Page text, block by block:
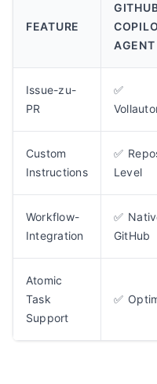
FEATURE
AGENT
Issue-zu-
PR
✅
Custom
Instructions
✅
Level
Workflow-
Integration
✅
GitHub
Atomic
Task
Support
✅